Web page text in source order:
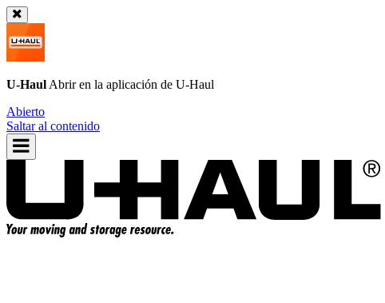
U-Haul Abrir en la aplicación de U-Haul
Abierto
Saltar al contenido